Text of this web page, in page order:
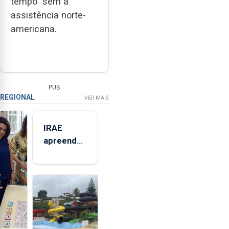
assistência norte-
americana.
PUB
REGIONAL VER MAIS
IRAE
apreendeu
toneladas
de
alimentos
entre
2021 e